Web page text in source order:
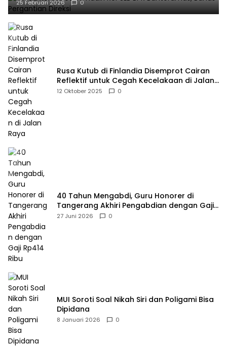
25 Februari 2026 0
Rusa Kutub di Finlandia Disemprot Cairan
Reflektif untuk Cegah Kecelakaan di Jalan
Raya
12 Oktober 2025 0
40 Tahun Mengabdi, Guru Honorer di
Tangerang Akhiri Pengabdian dengan Gaji
Rp414 Ribu
27 Juni 2026 0
MUI Soroti Soal Nikah Siri dan Poligami Bisa
Dipidana
8 Januari 2026 0